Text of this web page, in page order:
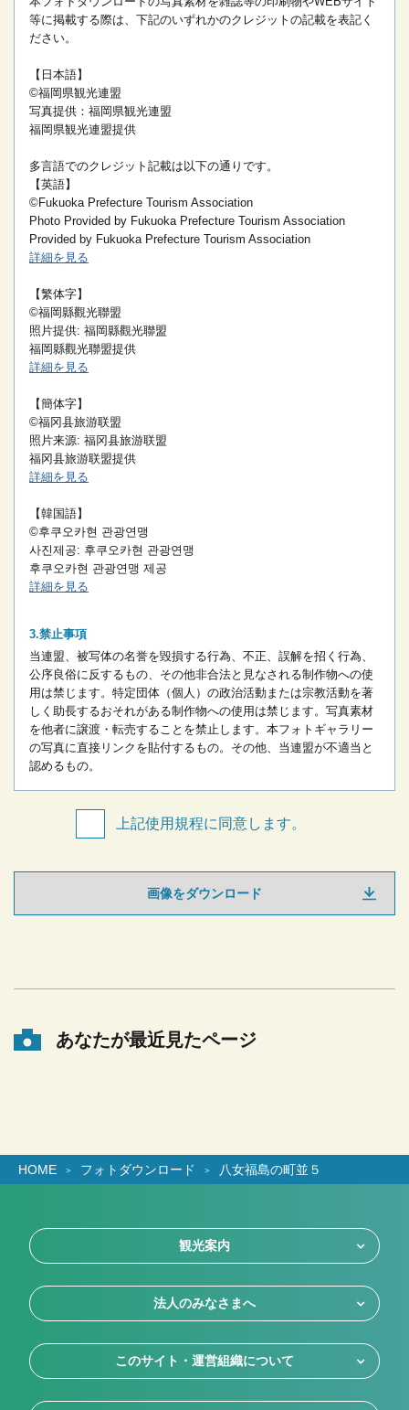
等に掲載する際は、下記のいずれかのクレジットの記載を表記く
ださい。
【日本語】
©福岡県観光連盟
写真提供：福岡県観光連盟
福岡県観光連盟提供
多言語でのクレジット記載は以下の通りです。
【英語】
©Fukuoka Prefecture Tourism Association
Photo Provided by Fukuoka Prefecture Tourism Association
Provided by Fukuoka Prefecture Tourism Association
詳細を見る
【繁体字】
©福岡縣觀光聯盟
照片提供: 福岡縣觀光聯盟
福岡縣觀光聯盟提供
詳細を見る
【簡体字】
©福冈县旅游联盟
照片来源: 福冈县旅游联盟
福冈县旅游联盟提供
詳細を見る
【韓国語】
©후쿠오카현 관광연맹
사진제공: 후쿠오카현 관광연맹
후쿠오카현 관광연맹 제공
詳細を見る
禁止事項
当連盟、被写体の名誉を毀損する行為、不正、誤解を招く行為、
公序良俗に反するもの、その他非合法と見なされる制作物への使
用は禁じます。 特定団体（個人）の政治活動または宗教活動を著
しく助長するおそれがある制作物への使用は禁じます。 写真素材
を他者に譲渡・転売することを禁止します。 本フォトギャラリー
の写真に直接リンクを貼付するもの。 その他、当連盟が不適当と
認めるもの。
上記使用規程に同意します。
画像をダウンロード
あなたが最近見たページ
HOME フォトダウンロード 八女福島の町並５
観光案内
法人のみなさまへ
このサイト・運営組織について